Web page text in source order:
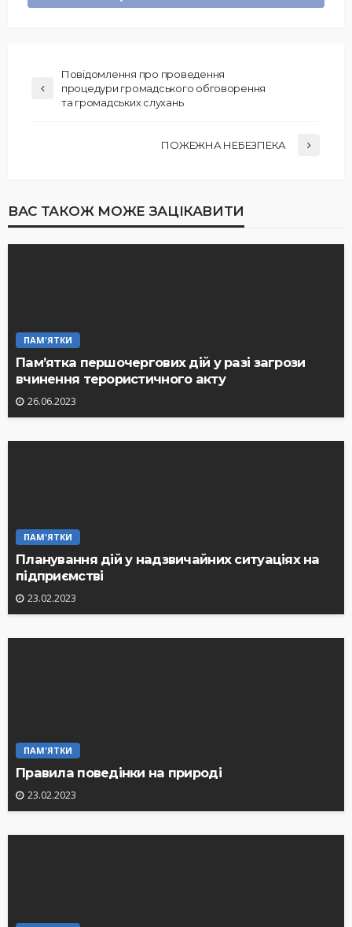
Повідомлення про проведення
процедури громадського обговорення
та громадських слухань
ПОЖЕЖНА НЕБЕЗПЕКА
ВАС ТАКОЖ МОЖЕ ЗАЦІКАВИТИ
ПАМ'ЯТКИ
Пам’ятка першочергових дій у разі загрози
вчинення терористичного акту
26.06.2023
ПАМ'ЯТКИ
Планування дій у надзвичайних ситуаціях на
підприємстві
23.02.2023
ПАМ'ЯТКИ
Правила поведінки на природі
23.02.2023